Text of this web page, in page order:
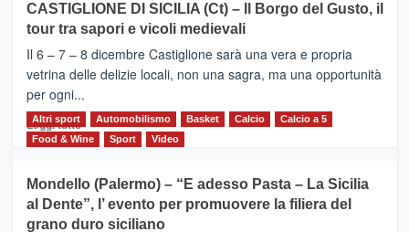
MOIO
ALCANTARA
–
Vivicittà,
alla
scoperta
del
territorio,
e
messaggi
di
CASTIGLIONE DI SICILIA (Ct) – Il Borgo del Gusto, il
tour tra sapori e vicoli medievali
Il 6 – 7 – 8 dicembre Castiglione sarà una vera e propria
vetrina delle delizie locali, non una sagra, ma una opportunità
per ogni...
Leggi tuttoLeggi
di
CASTIGLIONE
DI
SICILIA
Altri sport Automobilismo Basket Calcio
Calcio a 5
Food & Wine
Sport Video
Mondello (Palermo) – “E adesso Pasta – La Sicilia
al Dente”, l’ evento per promuovere la filiera del
grano duro siciliano